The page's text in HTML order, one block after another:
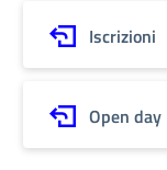
Iscrizioni
Open day